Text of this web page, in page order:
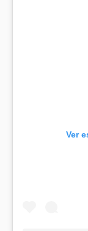
Ver